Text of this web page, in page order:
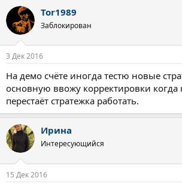
к
ц
и
Tor1989
Заблокирован
3 Дек 2016
На демо счёте иногда тестю новые
основную ввожу корректировки когда
перестаёт стратежка работать.
Ирина
Интересующийся
15 Дек 2016